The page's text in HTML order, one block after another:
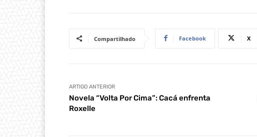
Compartilhado Facebook X
ARTIGO ANTERIOR
Novela “Volta Por Cima”: Cacá enfrenta
Roxelle